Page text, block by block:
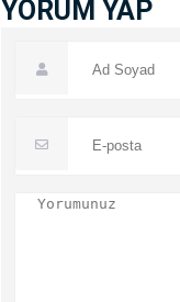
YORUM YAP